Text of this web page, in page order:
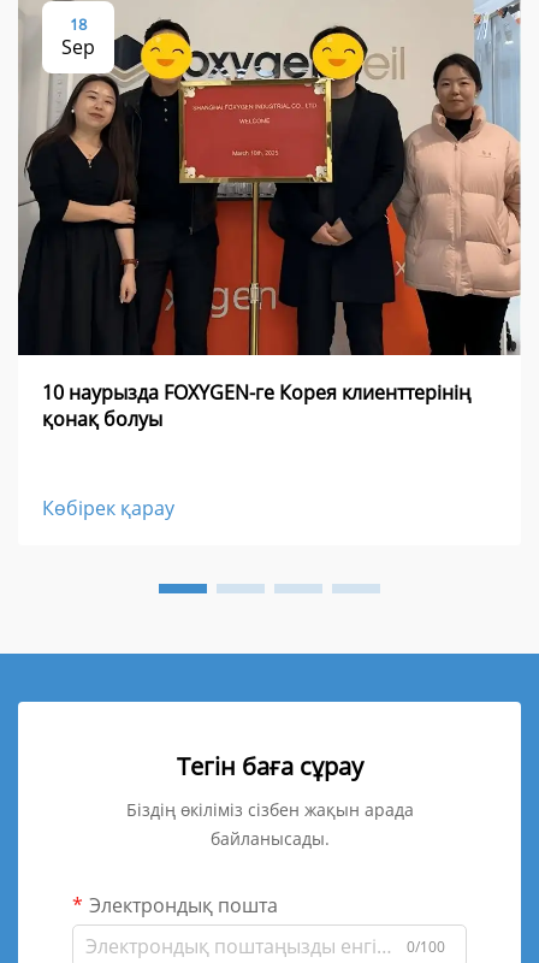
18
Sep
10 наурызда FOXYGEN-ге Корея клиенттерінің
қонақ болуы
Көбірек қарау
Тегін баға сұрау
Біздің өкіліміз сізбен жақын арада
байланысады.
Электрондық пошта
0/100